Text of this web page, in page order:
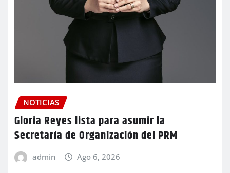
NOTICIAS
Gloria Reyes lista para asumir la
Secretaría de Organización del PRM
admin Ago 6, 2026